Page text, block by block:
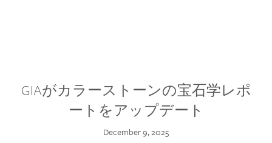
GIAがカラーストーンの宝石学レポ
ートをアップデート
December 9, 2025